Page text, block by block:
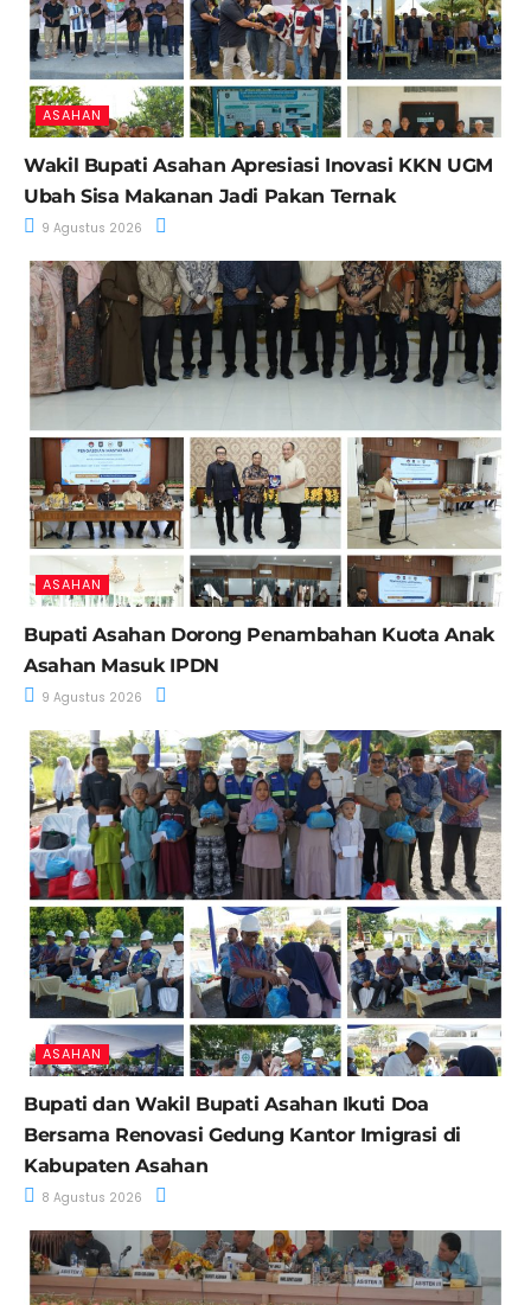
ASAHAN
Wakil Bupati Asahan Apresiasi Inovasi KKN UGM
Ubah Sisa Makanan Jadi Pakan Ternak
9 Agustus 2026
ASAHAN
Bupati Asahan Dorong Penambahan Kuota Anak
Asahan Masuk IPDN
9 Agustus 2026
ASAHAN
Bupati dan Wakil Bupati Asahan Ikuti Doa
Bersama Renovasi Gedung Kantor Imigrasi di
Kabupaten Asahan
8 Agustus 2026